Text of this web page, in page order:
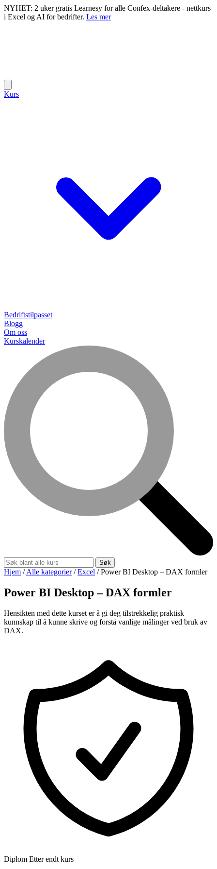
NYHET: 2 uker gratis Learnesy for alle Confex-deltakere - nettkurs
i Excel og AI for bedrifter. Les mer
Kurs
Bedriftstilpasset
Blogg
Om oss
Kurskalender
Søk
Hjem / Alle kategorier / Excel / Power BI Desktop – DAX formler
Power BI Desktop – DAX formler
Hensikten med dette kurset er å gi deg tilstrekkelig praktisk
kunnskap til å kunne skrive og forstå vanlige målinger ved bruk av
DAX.
Diplom Etter endt kurs